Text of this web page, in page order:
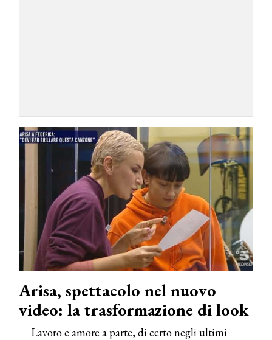
Arisa, spettacolo nel nuovo
video: la trasformazione di look
Lavoro e amore a parte, di certo negli ultimi